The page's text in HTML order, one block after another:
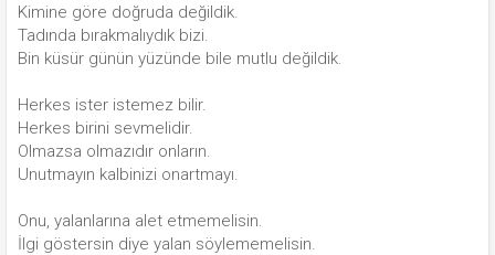
Kimine göre doğruda değildik.
Tadında bırakmalıydık bizi.
Bin küsür günün yüzünde bile mutlu değildik.
Herkes ister istemez bilir.
Herkes birini sevmelidir.
Olmazsa olmazıdır onların.
Unutmayın kalbinizi onartmayı.
Onu, yalanlarına alet etmemelisin.
İlgi göstersin diye yalan söylememelisin.